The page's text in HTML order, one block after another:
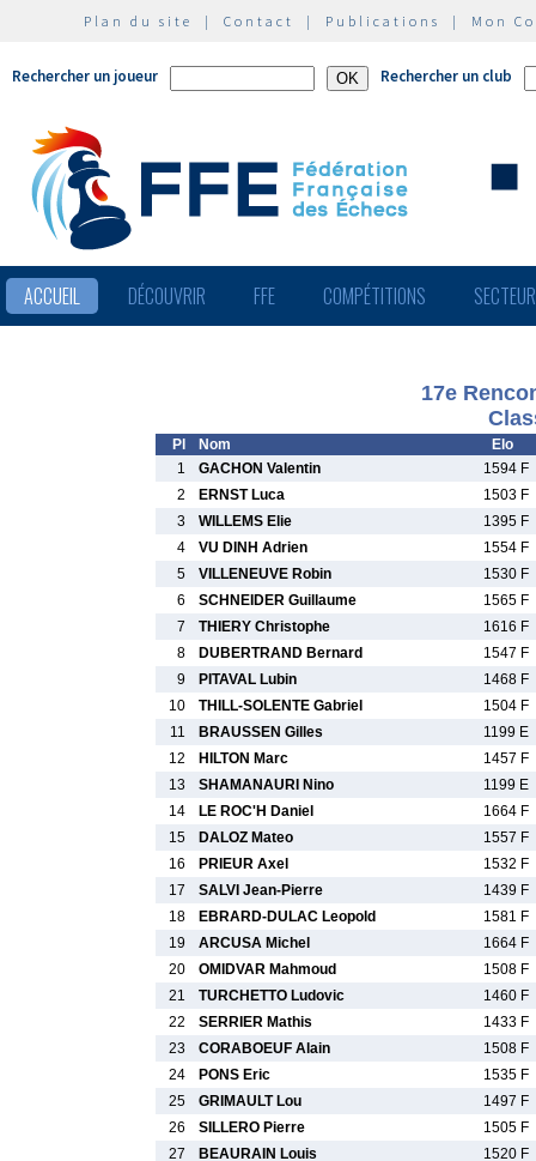
Plan du site | Contact | Publications | Mon
Rechercher un joueur Rechercher un club
ACCUEIL DÉCOUVRIR FFE COMPÉTITIONS
17e
Pl Nom
Elo
1
GACHON Valentin
1594 F
2
ERNST Luca
1503 F
3
WILLEMS Elie
1395 F
4
VU DINH Adrien
1554 F
5
VILLENEUVE Robin
1530 F
6
SCHNEIDER Guillaume
1565 F
7
THIERY Christophe
1616 F
8
DUBERTRAND Bernard
1547 F
9
PITAVAL Lubin
1468 F
10
THILL-SOLENTE Gabriel
1504 F
11
BRAUSSEN Gilles
1199 E
12
HILTON Marc
1457 F
13
SHAMANAURI Nino
1199 E
14
LE ROC'H Daniel
1664 F
15
DALOZ Mateo
1557 F
16
PRIEUR Axel
1532 F
17
SALVI Jean-Pierre
1439 F
18
EBRARD-DULAC Leopold
1581 F
19
ARCUSA Michel
1664 F
20
OMIDVAR Mahmoud
1508 F
21
TURCHETTO Ludovic
1460 F
22
SERRIER Mathis
1433 F
23
CORABOEUF Alain
1508 F
24
PONS Eric
1535 F
25
GRIMAULT Lou
1497 F
26
SILLERO Pierre
1505 F
27
BEAURAIN Louis
1520 F